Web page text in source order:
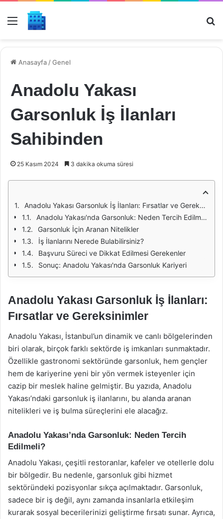
Menü
Anasayfa /Genel
Anadolu Yakası
Garsonluk İş İlanları
Sahibinden
25 Kasım 2024 3 dakika okuma süresi
Anadolu Yakası Garsonluk İş İlanları: Fırsatlar ve Gereksinimler
Anadolu Yakası'nda Garsonluk: Neden Tercih Edilmeli?
Garsonluk İçin Aranan Nitelikler
İş İlanlarını Nerede Bulabilirsiniz?
Başvuru Süreci ve Dikkat Edilmesi Gerekenler
Sonuç: Anadolu Yakası'nda Garsonluk Kariyeri
Anadolu Yakası Garsonluk İş İlanları:
Fırsatlar ve Gereksinimler
Anadolu Yakası, İstanbul’un dinamik ve canlı bölgelerinden
biri olarak, birçok farklı sektörde iş imkanları sunmaktadır.
Özellikle gastronomi sektöründe garsonluk, hem gençler
hem de kariyerine yeni bir yön vermek isteyenler için
cazip bir meslek haline gelmiştir. Bu yazıda, Anadolu
Yakası’ndaki garsonluk iş ilanlarını, bu alanda aranan
nitelikleri ve iş bulma süreçlerini ele alacağız.
Anadolu Yakası’nda Garsonluk: Neden Tercih
Edilmeli?
Anadolu Yakası, çeşitli restoranlar, kafeler ve otellerle dolu
bir bölgedir. Bu nedenle, garsonluk gibi hizmet
sektöründeki pozisyonlar sıkça açılmaktadır. Garsonluk,
sadece bir iş değil, aynı zamanda insanlarla etkileşim
kurarak sosyal becerilerinizi geliştirme fırsatı sunar. Ayrıca,